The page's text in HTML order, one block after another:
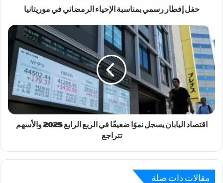
حفل إفطار رسمي بمناسبة الإحياء الرمضاني في موريتانيا
اقتصاد اليابان يسجل نموًا ضعيفًا في الربع الرابع 2025 والأسهم
تتراجع
مقالات ذات صلة